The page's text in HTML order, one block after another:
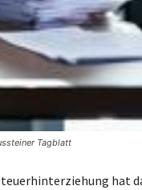
Tagblatt
hat